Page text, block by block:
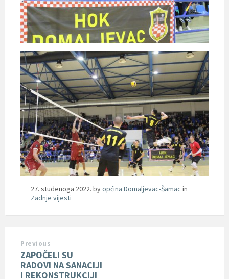
27. studenoga 2022. byopćina Domaljevac-Šamac in
Zadnje vijesti
Previous
ZAPOČELI SU
RADOVI NA SANACIJI
I REKONSTRUKCIJI